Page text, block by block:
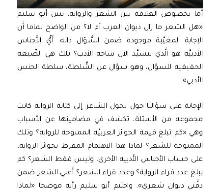
أما بخصوص العلاقة بين الشعر والرواية، يبين أبو سليم
«هل الشعر ما زال ديوان العرب أم لا؟ من الواضح تماما أَن
الإجابة المغيَّبة موجودة ضمن السُّؤال ذاته: أَيُّ الأَجناس
الأَدبيَّة هو الَّذي يتسيَّد الآن ساحة الأَدب؟ تلك هي الصِّيغة
الحقيقية للسؤال، وهو سؤال عن السُّلطة، سلطة الجنس
الأدبي».
الإجابة على سؤالنا حول تحول الِشاعر إلى كتابة الرواية كانت
مجموعة من الأسئلة، تكشف في مضامينها عن الأسباب
وهي «كم تبلغ قيمة الجوائز العربيَّة الممنوحة للرواية؟ وتلك
الممنوحة للشعر؟ لماذا هذا الاهتمام المفرط بجوائز الرواية،
على حساب الأجناس الأَدبية الأخرى، وليس فقط الشعر؟ كم
يبلغ عدد قراء الرواية؟ وعدد قراء الشعر؟ أَعني الشعر ضمن
دفَّتي ديوان شعري». واختتم أبو سليم رأيه موضحا «لماذا